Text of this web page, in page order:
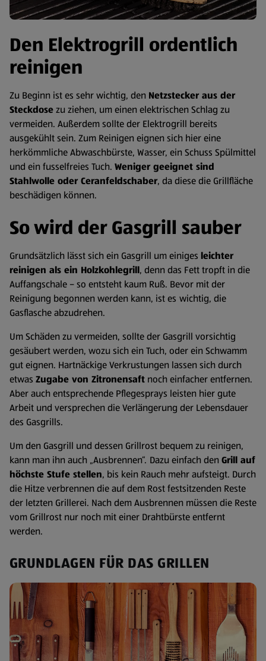
Den Elektrogrill ordentlich
reinigen
Zu Beginn ist es sehr wichtig, den Netzstecker aus der
Steckdosezu ziehen, um einen elektrischen Schlag zu
vermeiden. Außerdem sollte der Elektrogrill bereits
ausgekühlt sein. Zum Reinigen eignen sich hier eine
herkömmliche Abwaschbürste, Wasser, ein Schuss Spülmittel
und ein fusselfreies Tuch. Weniger geeignet sind
Stahlwolle oder Ceranfeldschaber, da diese die Grillfläche
beschädigen können.
So wird der Gasgrill sauber
Grundsätzlich lässt sich ein Gasgrill um einiges leichter
reinigen als ein Holzkohlegrill, denn das Fett tropft in die
Auffangschale – so entsteht kaum Ruß. Bevor mit der
Reinigung begonnen werden kann, ist es wichtig, die
Gasflasche abzudrehen.
Um Schäden zu vermeiden, sollte der Gasgrill vorsichtig
gesäubert werden, wozu sich ein Tuch, oder ein Schwamm
gut eignen. Hartnäckige Verkrustungen lassen sich durch
etwas Zugabe von Zitronensaft noch einfacher entfernen.
Aber auch entsprechende Pflegesprays leisten hier gute
Arbeit und versprechen die Verlängerung der Lebensdauer
des Gasgrills.
Um den Gasgrill und dessen Grillrost bequem zu reinigen,
kann man ihn auch „Ausbrennen“. Dazu einfach den Grill auf
höchste Stufe stellen, bis kein Rauch mehr aufsteigt. Durch
die Hitze verbrennen die auf dem Rost festsitzenden Reste
der letzten Grillerei. Nach dem Ausbrennen müssen die Reste
vom Grillrost nur noch mit einer Drahtbürste entfernt
werden.
GRUNDLAGEN FÜR DAS GRILLEN